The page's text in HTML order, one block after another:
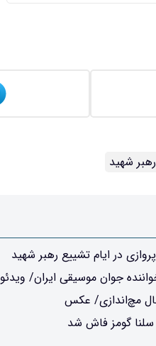
شهید
در ایام تشییع رهبر شهید
جوان موسیقی ایران/ ویدئو
مچ‌اندازی/ عکس
گومز فاش شد